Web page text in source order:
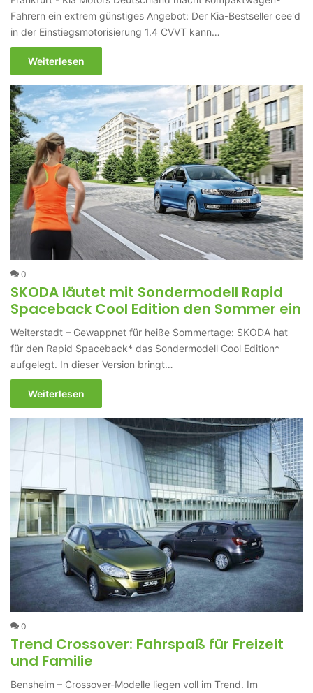
Fahrern ein extrem günstiges Angebot: Der Kia-Bestseller cee'd
in der Einstiegsmotorisierung 1.4 CVVT kann…
Weiterlesen
0
SKODA läutet mit Sondermodell Rapid
Spaceback Cool Edition den Sommer ein
Weiterstadt – Gewappnet für heiße Sommertage: SKODA hat
für den Rapid Spaceback* das Sondermodell Cool Edition*
aufgelegt. In dieser Version bringt…
Weiterlesen
0
Trend Crossover: Fahrspaß für Freizeit
und Familie
Bensheim – Crossover-Modelle liegen voll im Trend. Im